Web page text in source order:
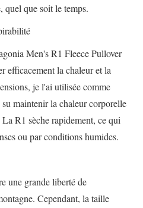
quel que soit le temps.
Men's R1 Fleece Pullover
efficacement la chaleur et la
je l'ai utilisée comme
maintenir la chaleur corporelle
R1 sèche rapidement, ce qui
ou par conditions humides.
une grande liberté de
Cependant, la taille